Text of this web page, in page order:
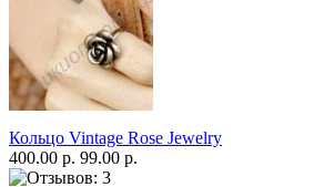
Кольцо Vintage Rose Jewelry
400.00 р. 99.00 р.